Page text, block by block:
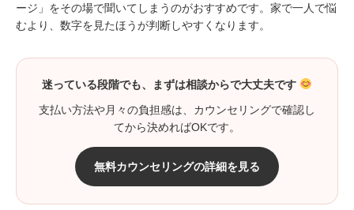
ージ」をその場で聞いてしまうのがおすすめです。家で一人で悩
むより、数字を見たほうが判断しやすくなります。
迷っている段階でも、まずは相談からで大丈夫です
支払い方法や月々の負担感は、カウンセリングで確認し
てから決めればOKです。
無料カウンセリングの詳細を見る